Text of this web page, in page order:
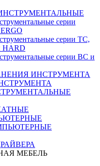
серии
серии ТС,
серии ВС и
ИНСТРУМЕНТА
МЕБЕЛЬ